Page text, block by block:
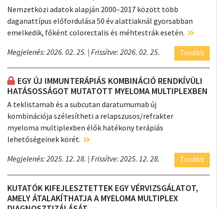
Nemzetközi adatok alapján 2000–2017 között több
daganattípus előfordulása 50 év alattiaknál gyorsabban
emelkedik, főként colorectalis és méhtestrák esetén.
Megjelenés: 2026. 02. 25. | Frissítve: 2026. 02. 25. Tovább
EGY ÚJ IMMUNTERÁPIÁS KOMBINÁCIÓ RENDKÍVÜLI
HATÁSOSSÁGOT MUTATOTT MYELOMA MULTIPLEXBEN
A teklistamab és a subcutan daratumumab új
kombinációja szélesítheti a relapszusos/refrakter
myeloma multiplexben élők hatékony terápiás
lehetőségeinek körét.
Megjelenés: 2025. 12. 28. | Frissítve: 2025. 12. 28. Tovább
KUTATÓK KIFEJLESZTETTEK EGY VÉRVIZSGÁLATOT,
AMELY ÁTALAKÍTHATJA A MYELOMA MULTIPLEX